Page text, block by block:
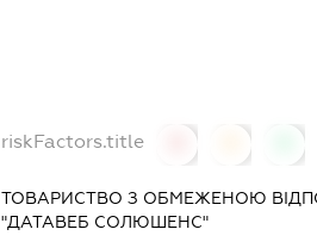
riskFactors.title
ТОВАРИСТВО З ОБМЕЖЕНОЮ
"ДАТАВЕБ СОЛЮШЕНС"